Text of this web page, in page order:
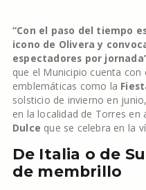
“Con el paso del tiempo
icono de Olivera y
espectadores por
que el Municipio cuenta con
emblemáticas como la
solsticio de invierno en
en la localidad de Torres en
Dulce que se celebra en la
De Italia o de
de membrillo